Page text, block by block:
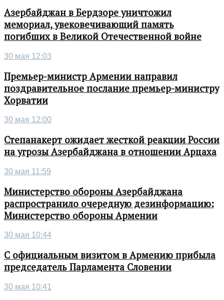
Азербайджан в Бердзоре уничтожил
мемориал, увековечивающий память
погибших в Великой Отечественной войне
30 мая 12:03
Премьер-министр Армении направил
поздравительное послание премьер-министру
Хорватии
30 мая 12:00
Степанакерт ожидает жесткой реакции России
на угрозы Азербайджана в отношении Арцаха
30 мая 11:59
Министерство обороны Азербайджана
распространило очередную дезинформацию:
Министерство обороны Армении
30 мая 10:44
С официальным визитом в Армению прибыла
председатель Парламента Словении
30 мая 10:41